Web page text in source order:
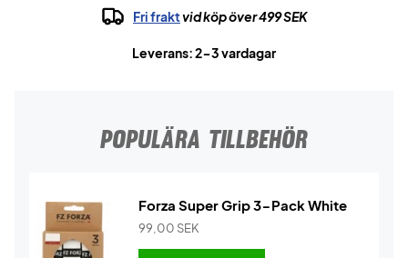
Fri fraktvid köp över 499 SEK
Leverans: 2-3 vardagar
POPULÄRA TILLBEHÖR
Forza Super Grip 3-Pack White
99,00 SEK